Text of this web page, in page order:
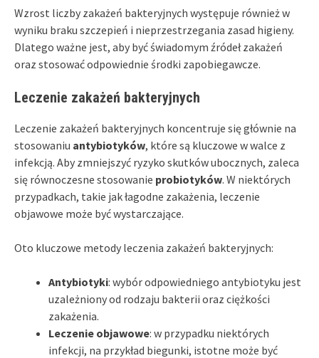
Wzrost liczby zakażeń bakteryjnych występuje również w
wyniku braku szczepień i nieprzestrzegania zasad higieny.
Dlatego ważne jest, aby być świadomym źródeł zakażeń
oraz stosować odpowiednie środki zapobiegawcze.
Leczenie zakażeń bakteryjnych
Leczenie zakażeń bakteryjnych koncentruje się głównie na
stosowaniu antybiotyków, które są kluczowe w walce z
infekcją. Aby zmniejszyć ryzyko skutków ubocznych, zaleca
się równoczesne stosowanie probiotyków. W niektórych
przypadkach, takie jak łagodne zakażenia, leczenie
objawowe może być wystarczające.
Oto kluczowe metody leczenia zakażeń bakteryjnych:
Antybiotyki: wybór odpowiedniego antybiotyku jest
uzależniony od rodzaju bakterii oraz ciężkości
zakażenia.
Leczenie objawowe: w przypadku niektórych
infekcji, na przykład biegunki, istotne może być